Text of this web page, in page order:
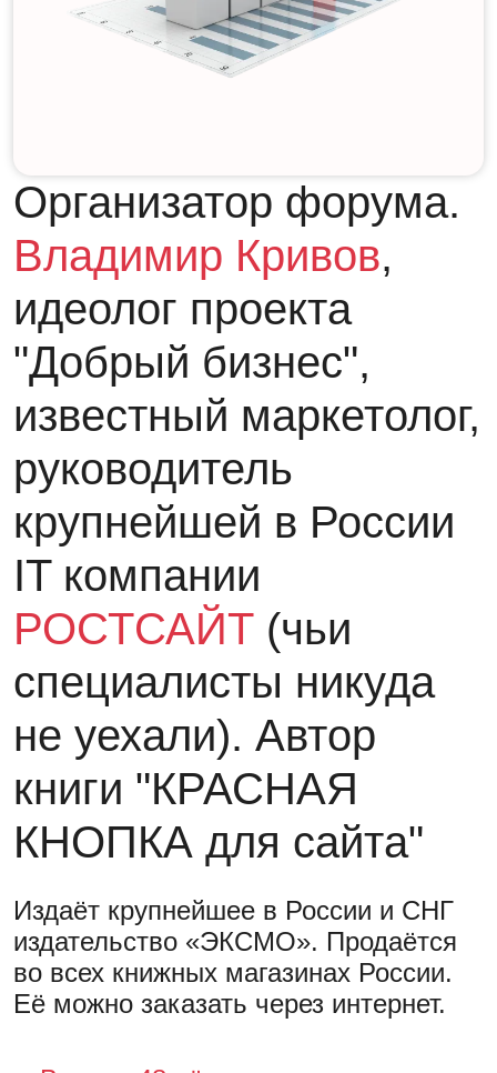
Организатор форума.
Владимир Кривов,
идеолог проекта
"Добрый бизнес",
известный маркетолог,
руководитель
крупнейшей в России
IT компании
РОСТСАЙТ (чьи
специалисты никуда
не уехали). Автор
книги "КРАСНАЯ
КНОПКА для сайта"
Издаёт крупнейшее в России и СНГ
издательство «ЭКСМО». Продаётся
во всех книжных магазинах России.
Её можно заказать через интернет.